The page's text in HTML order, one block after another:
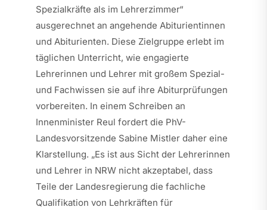
Spezialkräfte als im Lehrerzimmer“
ausgerechnet an angehende Abiturientinnen
und Abiturienten. Diese Zielgruppe erlebt im
täglichen Unterricht, wie engagierte
Lehrerinnen und Lehrer mit großem Spezial-
und Fachwissen sie auf ihre Abiturprüfungen
vorbereiten. In einem Schreiben an
Innenminister Reul fordert die PhV-
Landesvorsitzende Sabine Mistler daher eine
Klarstellung. „Es ist aus Sicht der Lehrerinnen
und Lehrer in NRW nicht akzeptabel, dass
Teile der Landesregierung die fachliche
Qualifikation von Lehrkräften für